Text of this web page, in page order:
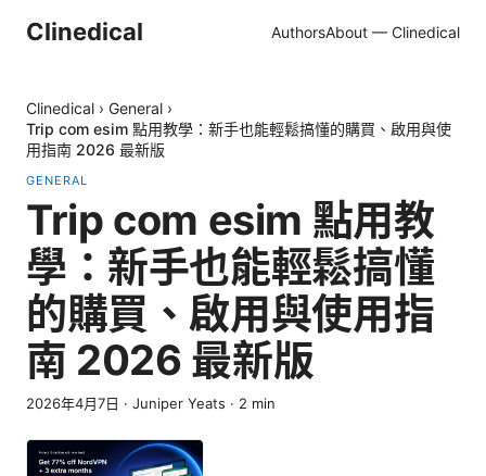
Clinedical AuthorsAbout — Clinedical
Clinedical › General ›
Trip com esim 點用教學：新手也能輕鬆搞懂的購買、啟用與使
用指南 2026 最新版
GENERAL
Trip com esim 點用教
學：新手也能輕鬆搞懂
的購買、啟用與使用指
南 2026 最新版
2026年4月7日 · Juniper Yeats · 2 min